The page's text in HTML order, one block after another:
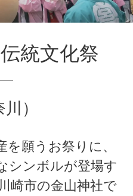
統文化祭
）
願うお祭りに、
シンボルが登場す
崎市の金山神社で